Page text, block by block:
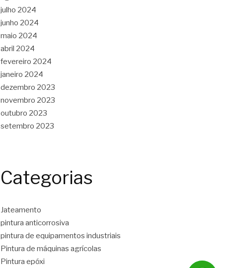
julho 2024
junho 2024
maio 2024
abril 2024
fevereiro 2024
janeiro 2024
dezembro 2023
novembro 2023
outubro 2023
setembro 2023
Categorias
Jateamento
pintura anticorrosiva
pintura de equipamentos industriais
Pintura de máquinas agrícolas
Pintura epóxi